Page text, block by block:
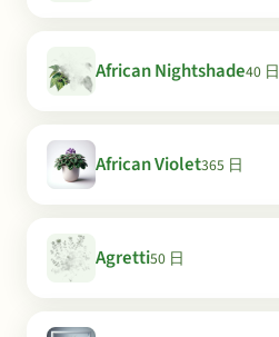
African Nightshade40 日
African Violet365 日
Agretti50 日